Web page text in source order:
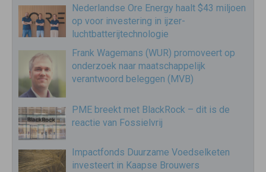
Nederlandse Ore Energy haalt $43 miljoen
op voor investering in ijzer-
luchtbatterijtechnologie
Frank Wagemans (WUR) promoveert op
onderzoek naar maatschappelijk
verantwoord beleggen (MVB)
PME breekt met BlackRock – dit is de
reactie van Fossielvrij
Impactfonds Duurzame Voedselketen
investeert in Kaapse Brouwers